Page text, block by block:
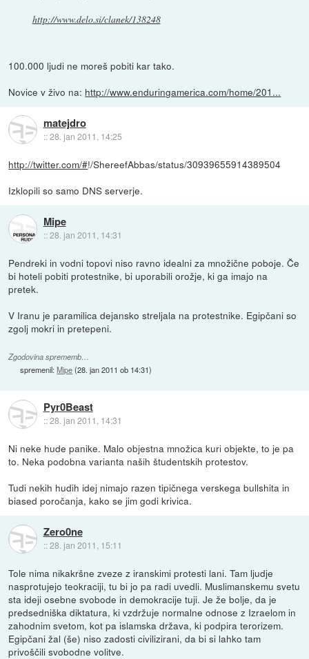
http://www.delo.si/clanek/138248
100.000 ljudi ne moreš pobiti kar tako.
Novice v živo na: http://www.enduringamerica.com/home/201...
matejdro
::28. jan 2011, 14:25
http://twitter.com/#!/ShereefAbbas/status/30939655914389504
Izklopili so samo DNS serverje.
Mipe
::28. jan 2011, 14:31
Pendreki in vodni topovi niso ravno idealni za množične poboje. Če
bi hoteli pobiti protestnike, bi uporabili orožje, ki ga imajo na
pretek.
V Iranu je paramilica dejansko streljala na protestnike. Egipčani so
zgolj mokri in pretepeni.
Zgodovina sprememb…
spremenil:Mipe(28. jan 2011 ob 14:31)
Pyr0Beast
::28. jan 2011, 14:31
Ni neke hude panike. Malo objestna množica kuri objekte, to je pa
to. Neka podobna varianta naših študentskih protestov.
Tudi nekih hudih idej nimajo razen tipičnega verskega bullshita in
biased poročanja, kako se jim godi krivica.
Zero0ne
::28. jan 2011, 15:11
Tole nima nikakršne zveze z iranskimi protesti lani. Tam ljudje
nasprotujejo teokraciji, tu bi jo pa radi uvedli. Muslimanskemu svetu
sta ideji osebne svobode in demokracije tuji. Je že bolje, da je
predsedniška diktatura, ki vzdržuje normalne odnose z Izraelom in
zahodnim svetom, kot pa islamska država, ki podpira terorizem.
Egipčani žal (še) niso zadosti civilizirani, da bi si lahko tam
privoščili svobodne volitve.